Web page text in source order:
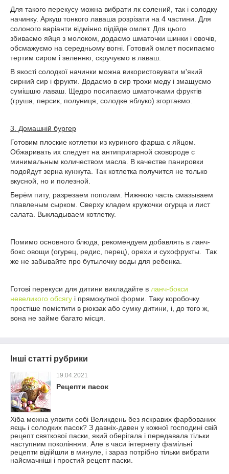
Для такого перекусу можна вибрати як солений, так і солодку
начинку. Аркуш тонкого лаваша розрізати на 4 частини. Для
солоного варіанти відмінно підійде омлет. Для цього
збиваємо яйця з молоком, додаємо шматочки шинки і овочів,
обсмажуємо на середньому вогні. Готовий омлет посипаємо
тертим сиром і зеленню, скручуємо в лаваш.
В якості солодкої начинки можна використовувати м'який
сирний сир і фрукти. Додаємо в сир трохи меду і змащуємо
сумішшю лаваш. Щедро посипаємо шматочками фруктів
(груша, персик, полуниця, солодке яблуко) згортаємо.
3. Домашній бургер
Готовим плоские котлетки из куриного фарша с яйцом.
Обжаривать их следует на антипригарной сковороде с
минимальным количеством масла. В качестве панировки
подойдут зерна кунжута. Так котлетка получится не только
вкусной, но и полезной.
Берём питу, разрезаем пополам. Нижнюю часть смазываем
плавленым сырком. Сверху кладем кружочки огурца и лист
салата. Выкладываем котлетку.
Помимо основного блюда, рекомендуем добавлять в ланч-
бокс овощи (огурец, редис, перец), орехи и сухофрукты. Так
же не забывайте про бутылочку воды для ребенка.
Готові перекуси для дитини викладайте в ланч-бокси
невеликого обсягу і прямокутної форми. Таку коробочку
простіше помістити в рюкзак або сумку дитини, і, до того ж,
вона не займе багато місця.
Інші статті рубрики
19.04.2021
Рецепти пасок
Хіба можна уявити собі Великдень без яскравих фарбованих
яєць і солодких пасок? З давніх-давен у кожної господині свій
рецепт святкової паски, який оберігала і передавала тільки
наступним поколінням. Але в часи інтернету фамільні
рецепти відійшли в минуле, і зараз потрібно тільки вибрати
найсмачніші і простий рецепт паски.